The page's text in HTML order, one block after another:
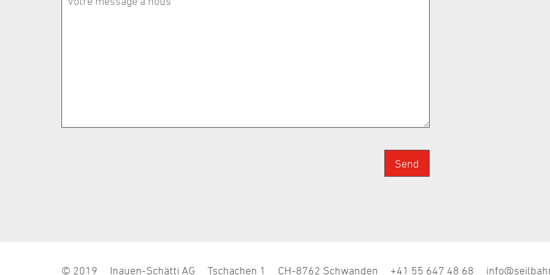
Send
© 2019 Inauen-Schätti AG Tschachen 1 CH-8762 Schwanden +41 55 647 48 68 nf s lb